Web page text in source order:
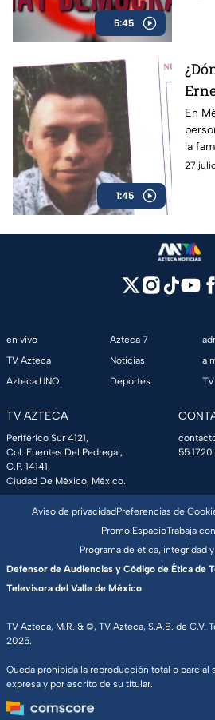
5:45
1:45
En
la
27
en vivo
TV Azteca
Azteca UNO
Azteca 7
Noticias
Deportes
a
TV AZTECA
Periférico Sur 4121,
Col. Fuentes Del Pedregal,
C.P. 14141,
Ciudad De México, México.
55 1720
TV Azteca, M.R. & ©, TV Azteca, S.A.B. de C.V.
2025.
Queda prohibida la reproducción total o parcial
expresa y por escrito de su titular.
Aviso de privacidadPreferencias de
Promo EspacioTrabaja
Programa de ética, integridad
Defensor de Audiencias y Código de Ética de
Televisora del Valle de México